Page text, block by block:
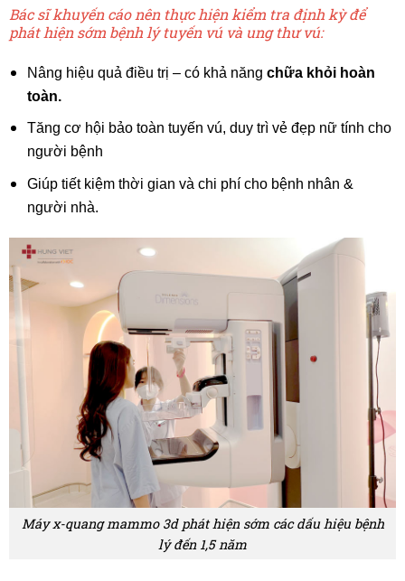
Bác sĩ khuyến cáo nên thực hiện kiểm tra định kỳ để
phát hiện sớm bệnh lý tuyến vú và ung thư vú:
Nâng hiệu quả điều trị – có khả năng chữa khỏi hoàn
toàn.
Tăng cơ hội bảo toàn tuyến vú, duy trì vẻ đẹp nữ tính cho
người bệnh
Giúp tiết kiệm thời gian và chi phí cho bệnh nhân &
người nhà.
Máy x-quang mammo 3d phát hiện sớm các dấu hiệu bệnh
lý đến 1,5 năm